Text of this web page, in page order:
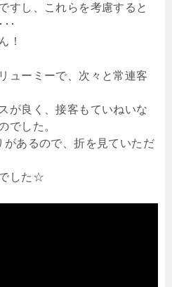
すし、これらを考慮すると
･
！
ューミーで、次々と常連客
が良く、接客もていねいな
でした。
があるので、折を見ていただ
した☆